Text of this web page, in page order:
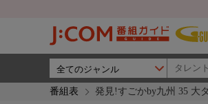
番組表 発見!すごかby九州 35 大